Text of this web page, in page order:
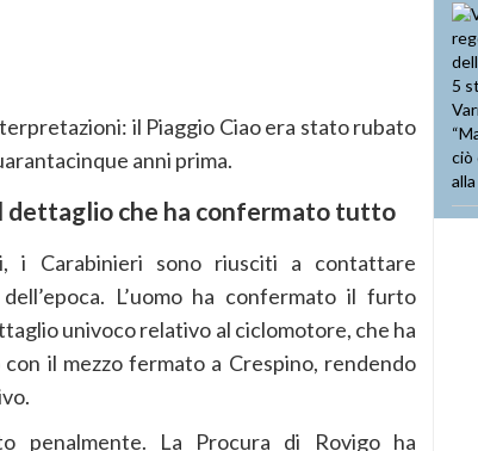
il Piaggio Ciao era stato rubato
anni prima.
dettaglio che ha confermato tutto
i Carabinieri sono riusciti a contattare
L’uomo ha confermato il furto
univoco relativo al ciclomotore, che ha
il mezzo fermato a Crespino, rendendo
penalmente. La Procura di Rovigo ha